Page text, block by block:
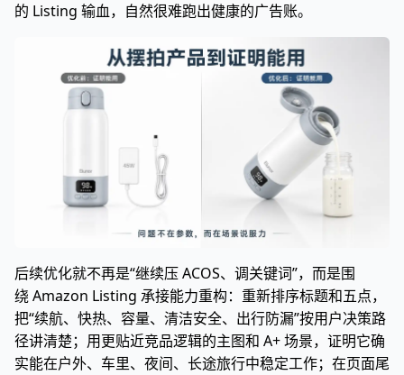
的 Listing 输血，自然很难跑出健康的广告账。
后续优化就不再是“继续压 ACOS、调关键词”，而是围
绕 Amazon Listing 承接能力重构：重新排序标题和五点，
把“续航、快热、容量、清洁安全、出行防漏”按用户决策路
径讲清楚；用更贴近竞品逻辑的主图和 A+ 场景，证明它确
实能在户外、车里、夜间、长途旅行中稳定工作；在页面尾